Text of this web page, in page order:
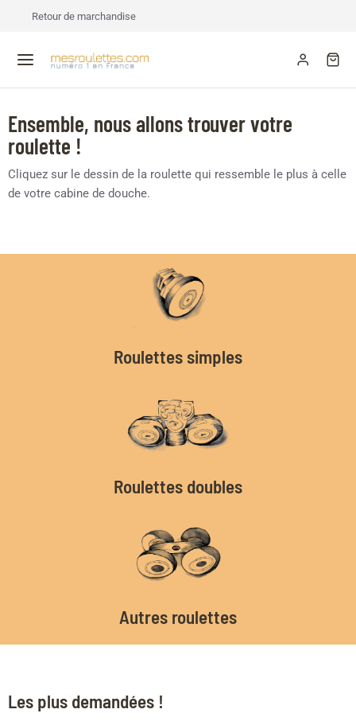
Retour de marchandise
Ensemble, nous allons trouver votre
roulette !
Cliquez sur le dessin de la roulette qui ressemble le plus à celle
de votre cabine de douche.
Roulettes simples
Roulettes doubles
Autres roulettes
Les plus demandées !